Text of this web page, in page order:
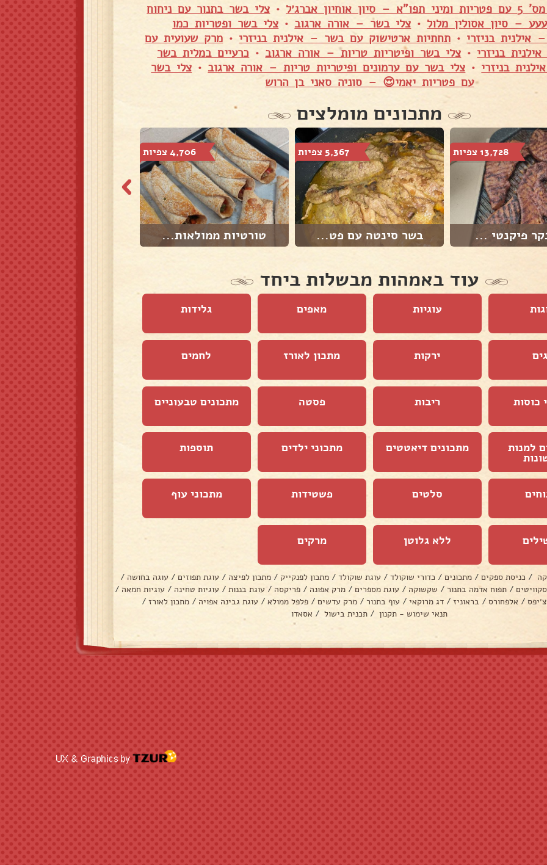
אברג׳ל • צלי בשר בתנור עם ניחוח
– סיון אסולין מלול • צלי בשר – אורה ארגוב • צלי בשר ופטריות כמו
אילנית בניזרי • תחתיות ארטישוק עם בשר – אילנית בניזרי • מרק שעועית עם
בניזרי • צלי בשר ופיטריות טריות – אורה ארגוב • כרעיים במלית בשר
בניזרי • צלי בשר עם ערמונים ופיטריות טריות – אורה ארגוב • צלי בשר
עם פטריות יאמי😍 – סוניה סאני בן הרוש
מתכונים מומלצים
13,728 צפיות
פיקנטי ...
5,367 צפיות
בשר סינטה עם פט...
4,706 צפיות
טורטיות ממולאות...
עוד באמהות מבשלות ביחד
עוגיות מאפים גלידות
ירקות מתכון לאורז לחמים
כוסות ריבות פסטה מתכונים טבעוניים
למנות מתכונים דיאטטים מתכוני ילדים תוספות
סלטים פשטידות מתכוני עוף
ללא גלוטן מרקים
/ כניסת ספקים / מתכונים / כדורי שוקולד / עוגת שוקולד / מתכון לפנקייק / מתכון לפיצה / עוגת תפוזים / עוגה בחושה /
/ תפוח אדמה בתנור / שקשוקה / עוגת מספרים / מרק אפונה / פריקסה / עוגת בננות / עוגיות טחינה / עוגיות חמאה /
/ אלפחורס / בראוניז / דג מרוקאי / עוף בתנור / מרק עדשים / פלפל ממולא / עוגת גבינה אפויה / מתכון לאורז /
תנאי שימוש - תקנון / תכנית בישול / אסאדו